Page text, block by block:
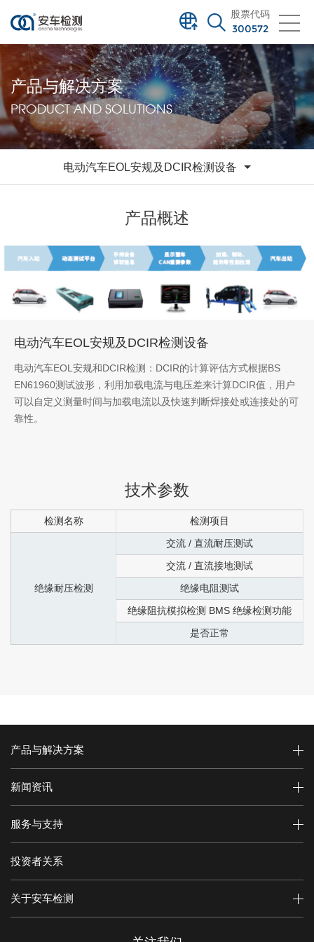
股票代码
300572
产品与解决方案
PRODUCT AND SOLUTIONS
电动汽车EOL安规及DCIR检测设备
产品概述
电动汽车EOL安规及DCIR检测设备
电动汽车EOL安规和DCIR检测：DCIR的计算评估方式根据BS
EN61960测试波形，利用加载电流与电压差来计算DCIR值，用户
可以自定义测量时间与加载电流以及快速判断焊接处或连接处的可
靠性。
技术参数
检测名称 检测项目
绝缘耐压检测
交流 / 直流耐压测试
交流 / 直流接地测试
绝缘电阻测试
绝缘阻抗模拟检测 BMS 绝缘检测功能
是否正常
产品与解决方案
新闻资讯
服务与支持
投资者关系
关于安车检测